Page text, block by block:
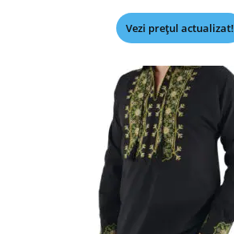
Vezi prețul actualizat!